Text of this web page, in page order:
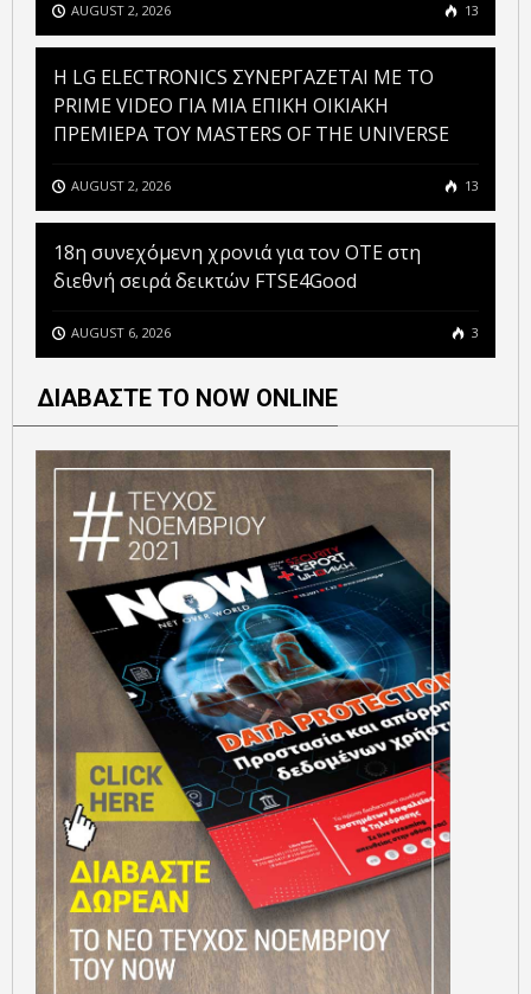
AUGUST 2, 2026 13
H LG ELECTRONICS ΣΥΝΕΡΓΑΖΕΤΑΙ ΜΕ ΤΟ
PRIME VIDEO ΓΙΑ ΜΙΑ ΕΠΙΚΗ ΟΙΚΙΑΚΗ
ΠΡΕΜΙΕΡΑ ΤΟΥ MASTERS OF THE UNIVERSE
AUGUST 2, 2026 13
18η συνεχόμενη χρονιά για τον ΟΤΕ στη
διεθνή σειρά δεικτών FTSE4Good
AUGUST 6, 2026 3
ΔΙΑΒΑΣΤΕ ΤΟ NOW ONLINE